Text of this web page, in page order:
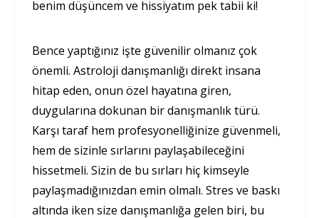
benim düşüncem ve hissiyatım pek tabii ki!
Bence yaptığınız işte güvenilir olmanız çok
önemli. Astroloji danışmanlığı direkt insana
hitap eden, onun özel hayatına giren,
duygularına dokunan bir danışmanlık türü.
Karşı taraf hem profesyonelliğinize güvenmeli,
hem de sizinle sırlarını paylaşabileceğini
hissetmeli. Sizin de bu sırları hiç kimseyle
paylaşmadığınızdan emin olmalı. Stres ve baskı
altında iken size danışmanlığa gelen biri, bu